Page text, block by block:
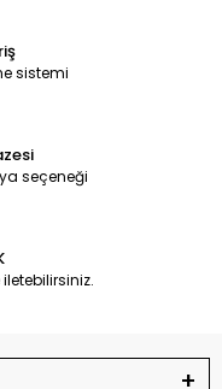
sistemi
seçeneği